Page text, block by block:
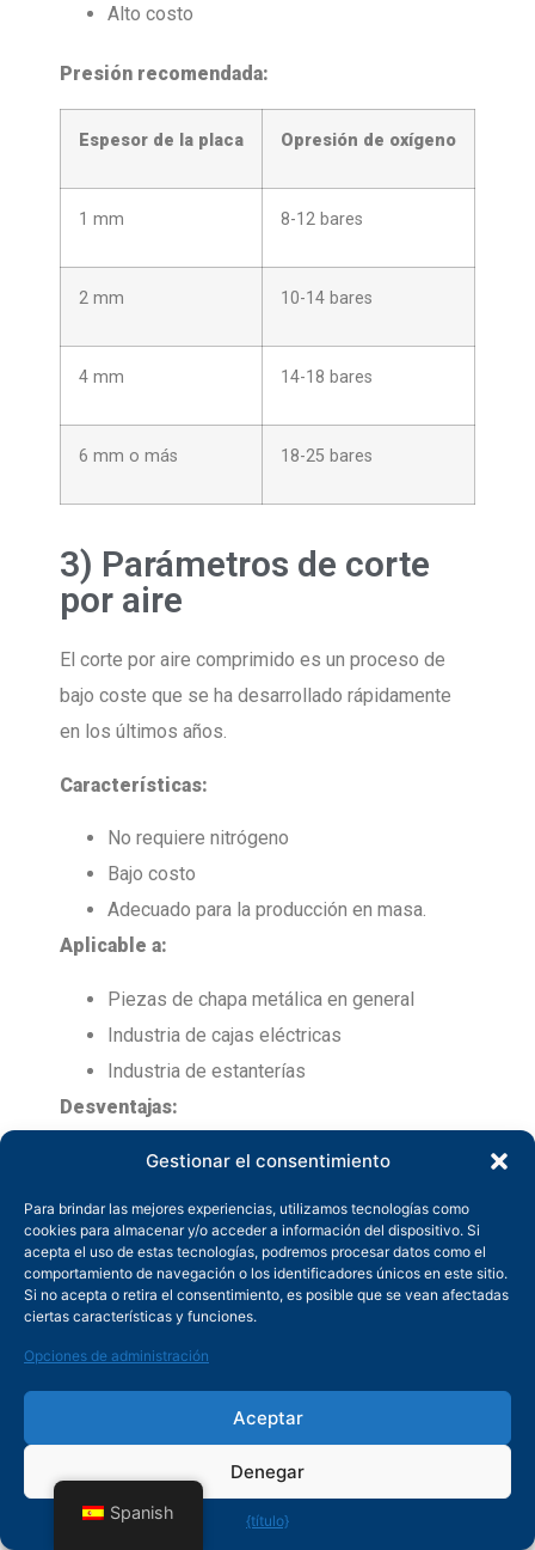
Gestionar el consentimiento
Para brindar las mejores experiencias, utilizamos tecnologías como
cookies para almacenar y/o acceder a información del dispositivo. Si
acepta el uso de estas tecnologías, podremos procesar datos como el
comportamiento de navegación o los identificadores únicos en este sitio.
Si no acepta o retira el consentimiento, es posible que se vean afectadas
ciertas características y funciones.
Opciones de administración
Aceptar
Denegar
{título}
Alto costo
Presión recomendada:
Espesor de la placa Opresión de oxígeno
1 mm 8-12 bares
2 mm 10-14 bares
4 mm 14-18 bares
6 mm o más 18-25 bares
3) Parámetros de corte
por aire
El corte por aire comprimido es un proceso de
bajo coste que se ha desarrollado rápidamente
en los últimos años.
Características:
No requiere nitrógeno
Bajo costo
Adecuado para la producción en masa.
Aplicable a:
Piezas de chapa metálica en general
Industria de cajas eléctricas
Industria de estanterías
Desventajas:
Ligera oxidación del corte
7. Explicación
detallada de los
parámetros de la
boquilla
Spanish